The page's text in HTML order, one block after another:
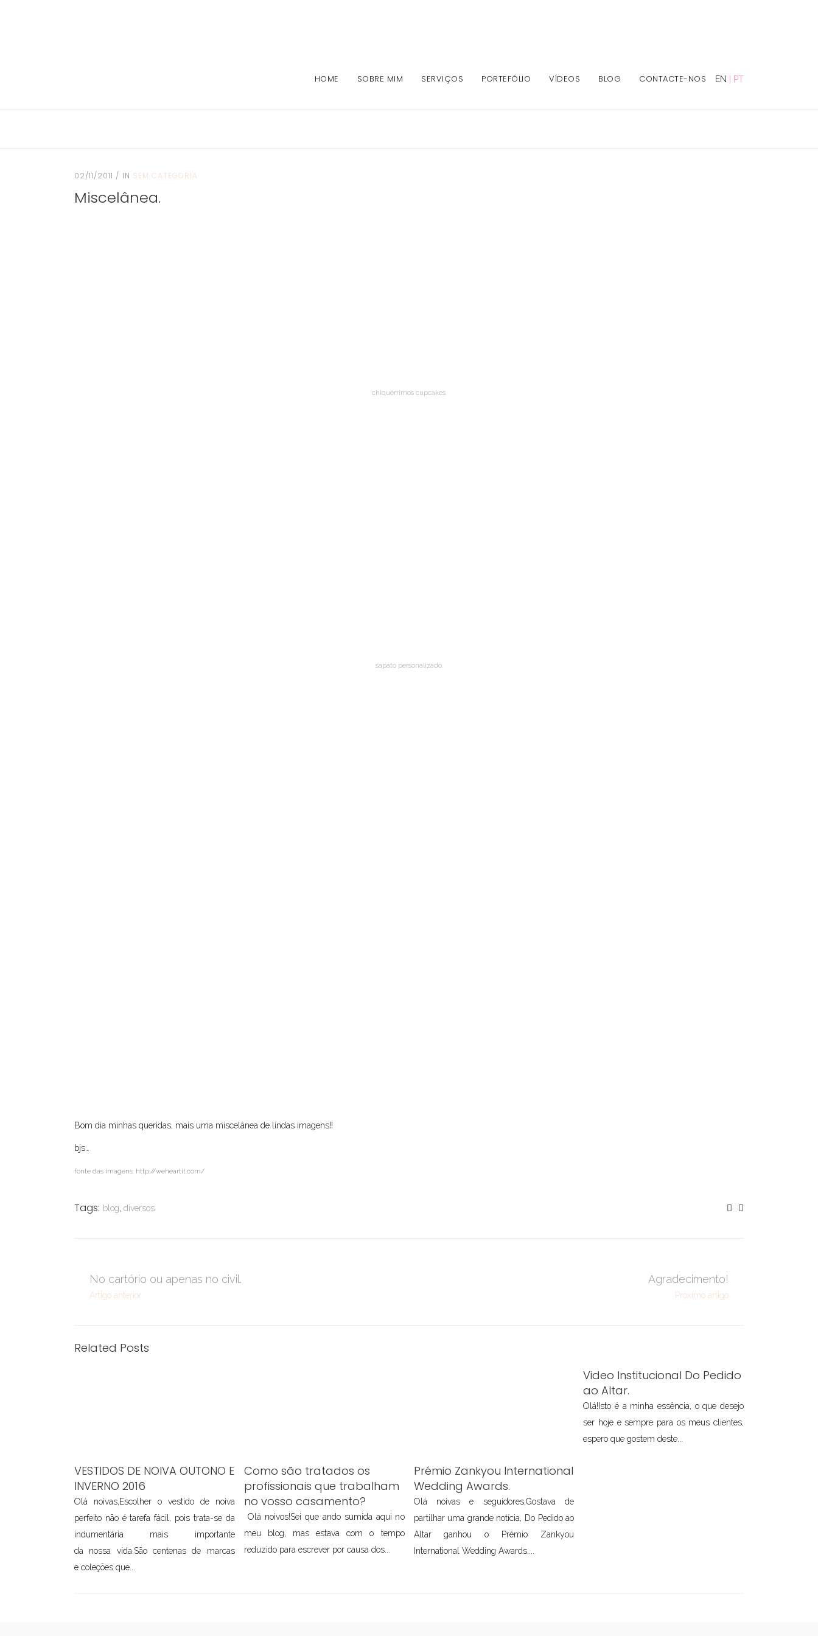
HOME SOBRE MIM SERVIÇOS PORTEFÓLIO VÍDEOS BLOG CONTACTE-NOS EN | PT
02/11/2011 IN SEM CATEGORIA
Miscelânea.
chiquérrimos cupcakes.
sapato personalizado.
Bom dia minhas queridas, mais uma miscelânea de lindas imagens!!
bjs…
fonte das imagens: http://weheartit.com/
Tags: blog, diversos
No cartório ou apenas no civil.
Artigo anterior
Agradecimento!
Próximo artigo
Related Posts
VESTIDOS DE NOIVA OUTONO E
INVERNO 2016
Olá noivas,Escolher o vestido de noiva
perfeito não é tarefa fácil, pois trata-se da
indumentária mais importante
da nossa vida.São centenas de marcas
e coleções que...
Como são tratados os
profissionais que trabalham
no vosso casamento?
Olá noivos!Sei que ando sumida aqui no
meu blog, mas estava com o tempo
reduzido para escrever por causa dos...
Prémio Zankyou International
Wedding Awards.
Olá noivas e seguidores,Gostava de
partilhar uma grande notícia, Do Pedido ao
Altar ganhou o Prémio Zankyou
International Wedding Awards,...
Video Institucional Do Pedido
ao Altar.
Olá!Isto é a minha essência, o que desejo
ser hoje e sempre para os meus clientes,
espero que gostem deste...